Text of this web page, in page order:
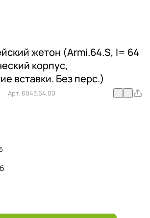
жетон (Armi.64.S, I= 64
корпус,
вставки. Без перс.)
Арт. 6043.64.00